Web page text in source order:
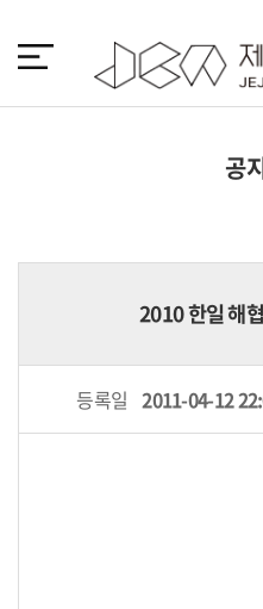
바
가
공
2010 한일 해
등록일 2011-04-12